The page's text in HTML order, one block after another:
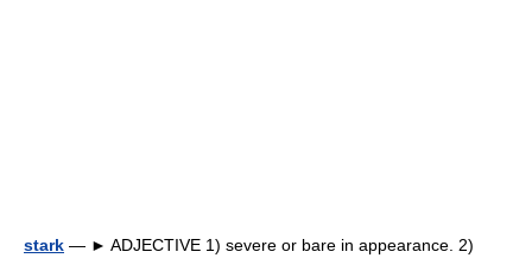
stark — ► ADJECTIVE 1) severe or bare in appearance. 2)